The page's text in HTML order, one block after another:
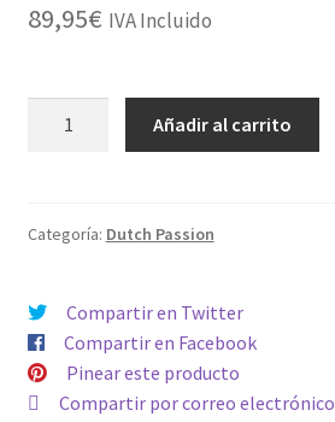
89,95€ IVA Incluido
Añadir al carrito
Categoría: Dutch Passion
Compartir en Twitter
Compartir en Facebook
Pinear este producto
Compartir por correo electrónico